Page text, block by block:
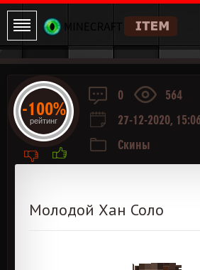
0
564
27-12-2020,
Скины
Молодой Хан Соло
-100%
рейтинг